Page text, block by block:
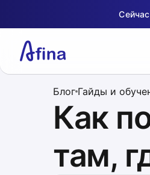
Блог Гайды и
Как
там,